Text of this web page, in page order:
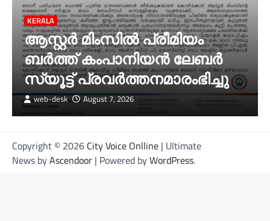
KERALA
ആസ്റ്റർ മിംസിൽ പ്രീമിയം
ബർത്ത് കംപാനിയൻ ലേബർ
സ്യൂട്ട് പ്രവർത്തനമാരംഭിച്ചു
web-desk August 7, 2026
Copyright © 2026 City Voice Onlline | Ultimate
News byAscendoor | Powered byWordPress.